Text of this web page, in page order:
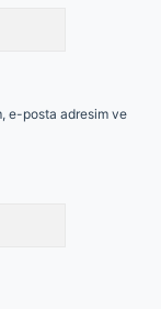
e-posta adresim ve